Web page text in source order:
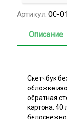
Артикул: 00-
Описание
Скетчбук
обложке
обратная
картона. 40